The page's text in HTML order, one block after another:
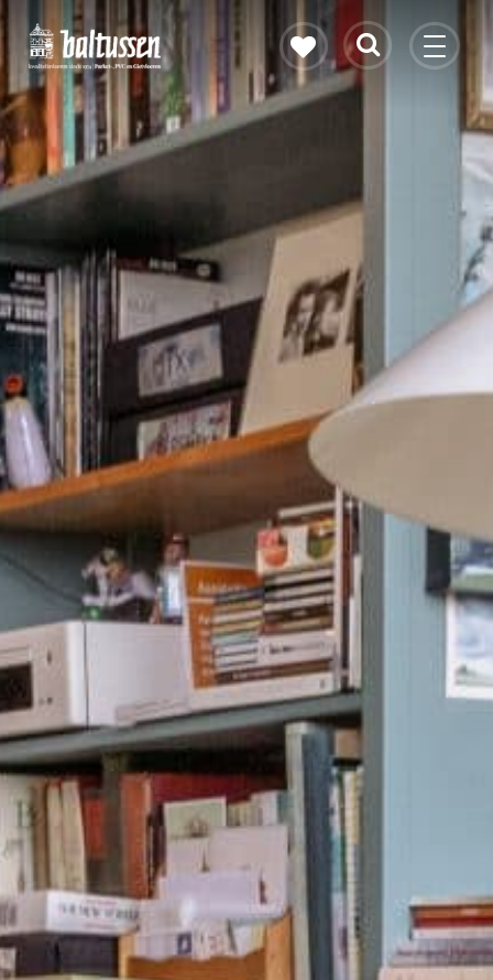
Eikenhouten vloer
PVC vloeren
Gietvloeren
Bekijk alle vloeren
Contact & openingstijden